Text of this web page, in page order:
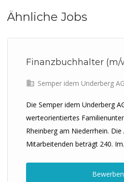
Ähnliche Jobs
Finanzbuchhalter (m/
Semper idem Underberg AG
Die Semper idem Underberg
werteorientiertes
Rheinberg am Niederrhein. Die
Mitarbeitenden beträgt 240.
Bewerben